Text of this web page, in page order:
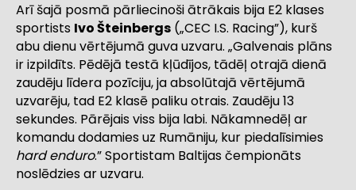
Arī šajā posmā pārliecinoši ātrākais bija E2 klases
sportists Ivo Šteinbergs („CEC I.S. Racing”), kurš
abu dienu vērtējumā guva uzvaru. „Galvenais plāns
ir izpildīts. Pēdējā testā kļūdījos, tādēļ otrajā dienā
zaudēju līdera pozīciju, ja absolūtajā vērtējumā
uzvarēju, tad E2 klasē paliku otrais. Zaudēju 13
sekundes. Pārējais viss bija labi. Nākamnedēļ ar
komandu dodamies uz Rumāniju, kur piedalīsimies
hard enduro.” Sportistam Baltijas čempionāts
noslēdzies ar uzvaru.